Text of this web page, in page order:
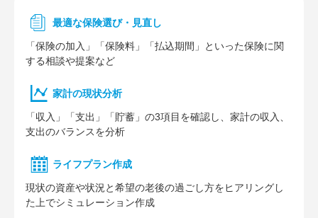
最適な保険選び・見直し
「保険の加入」「保険料」「払込期間」といった保険に関
する相談や提案など
家計の現状分析
「収入」「支出」「貯蓄」の3項目を確認し、家計の収入、
支出のバランスを分析
ライフプラン作成
現状の資産や状況と希望の老後の過ごし方をヒアリングし
た上でシミュレーション作成